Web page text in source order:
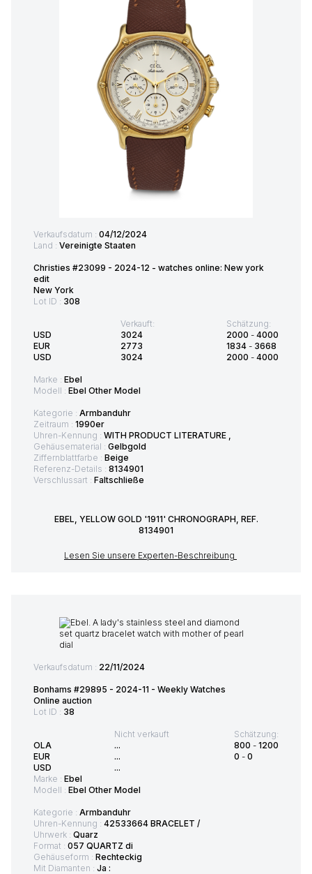
Verkaufsdatum : 04/12/2024
Land : Vereinigte Staaten
Christies #23099 - 2024-12 - watches online: New york
edit
New York
Lot ID : 308
USD
EUR
USD
Verkauft:
3024
2773
3024
Schätzung:
2000 - 4000
1834 - 3668
2000 - 4000
Marke : Ebel
Modell : Ebel Other Model
Kategorie : Armbanduhr
Zeitraum : 1990er
Uhren-Kennung : WITH PRODUCT LITERATURE ,
Gehäusematerial : Gelbgold
Ziffernblattfarbe : Beige
Referenz-Details : 8134901
Verschlussart : Faltschließe
EBEL, YELLOW GOLD '1911' CHRONOGRAPH, REF.
8134901
Lesen Sie unsere Experten-Beschreibung
Verkaufsdatum : 22/11/2024
Bonhams #29895 - 2024-11 - Weekly Watches
Online auction
Lot ID : 38
OLA
EUR
USD
Nicht verkauft
...
...
...
Schätzung:
800 - 1200
0 - 0
Marke : Ebel
Modell : Ebel Other Model
Kategorie : Armbanduhr
Uhren-Kennung : 42533664 BRACELET /
Uhrwerk : Quarz
Format : 057 QUARTZ di
Gehäuseform : Rechteckig
Mit Diamanten : Ja :